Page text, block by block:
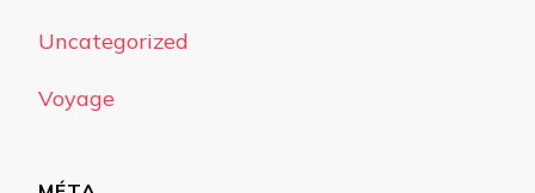
Uncategorized
Voyage